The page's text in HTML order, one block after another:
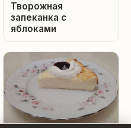
Творожная
запеканка с
яблоками